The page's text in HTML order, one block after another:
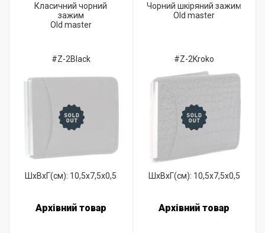
Класичний чорний
зажим
Old master
#Z-2Black
ШхВхГ(см): 10,5x7,5x0,5
Архівний товар
Чорний шкіряний зажим
Old master
#Z-2Kroko
ШхВхГ(см): 10,5x7,5x0,5
Архівний товар